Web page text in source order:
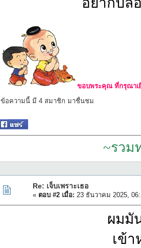
ขอบพระคุณ ที่กรุณาเ
ข้อความนี้ มี 4 สมาชิก มาชื่นชม
~รวม
Re: เจ็บเพราะเธอ
« ตอบ #2 เมื่อ: 23 ธันวาคม 2025,
ผมมั
เข้า